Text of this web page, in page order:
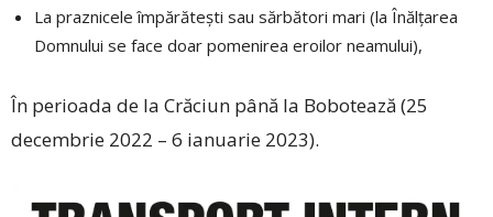
La praznicele împărătești sau sărbători mari (la Înălțarea
Domnului se face doar pomenirea eroilor neamului),
În perioada de la Crăciun până la Bobotează (25
decembrie 2022 – 6 ianuarie 2023).